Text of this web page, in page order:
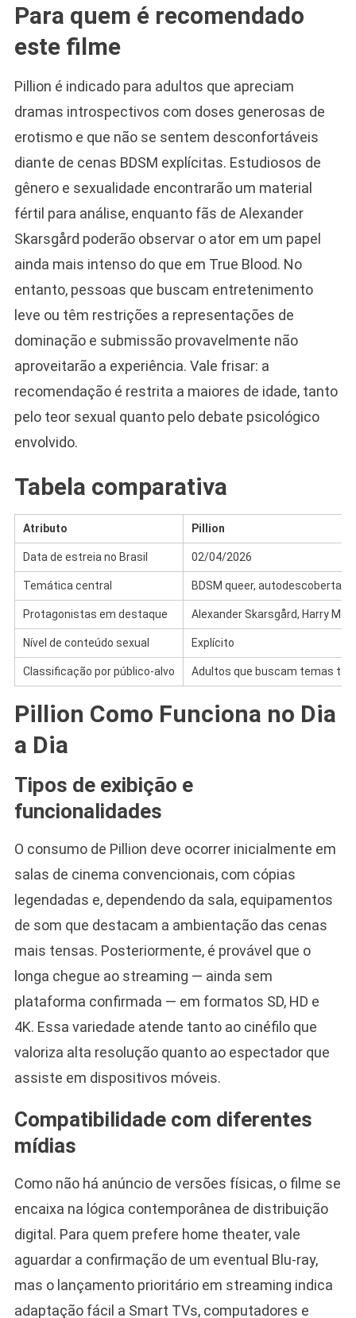
Para quem é recomendado
este filme
Pillion é indicado para adultos que apreciam
dramas introspectivos com doses generosas de
erotismo e que não se sentem desconfortáveis
diante de cenas BDSM explícitas. Estudiosos de
gênero e sexualidade encontrarão um material
fértil para análise, enquanto fãs de Alexander
Skarsgård poderão observar o ator em um papel
ainda mais intenso do que em True Blood. No
entanto, pessoas que buscam entretenimento
leve ou têm restrições a representações de
dominação e submissão provavelmente não
aproveitarão a experiência. Vale frisar: a
recomendação é restrita a maiores de idade, tanto
pelo teor sexual quanto pelo debate psicológico
envolvido.
Tabela comparativa
Atributo Pillion
Data de estreia no Brasil 02/04/2026
Temática central BDSM queer, autodescoberta
Protagonistas em destaque Alexander Skarsgård, Harry
Nível de conteúdo sexual Explícito
Classificação por público-alvo Adultos que buscam temas
Pillion Como Funciona no Dia
a Dia
Tipos de exibição e
funcionalidades
O consumo de Pillion deve ocorrer inicialmente em
salas de cinema convencionais, com cópias
legendadas e, dependendo da sala, equipamentos
de som que destacam a ambientação das cenas
mais tensas. Posteriormente, é provável que o
longa chegue ao streaming — ainda sem
plataforma confirmada — em formatos SD, HD e
4K. Essa variedade atende tanto ao cinéfilo que
valoriza alta resolução quanto ao espectador que
assiste em dispositivos móveis.
Compatibilidade com diferentes
mídias
Como não há anúncio de versões físicas, o filme se
encaixa na lógica contemporânea de distribuição
digital. Para quem prefere home theater, vale
aguardar a confirmação de um eventual Blu-ray,
mas o lançamento prioritário em streaming indica
adaptação fácil a Smart TVs, computadores e